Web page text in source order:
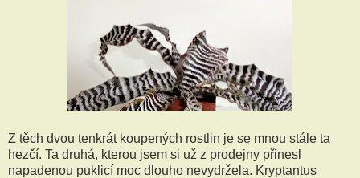
Z těch dvou tenkrát koupených rostlin je se mnou stále ta
hezčí. Ta druhá, kterou jsem si už z prodejny přinesl
napadenou puklicí moc dlouho nevydržela. Kryptantus